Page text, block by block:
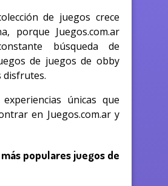
de juegos crece
porque Juegos.com.ar
búsqueda de
de juegos de obby
disfrutes.
únicas que
en Juegos.com.ar y
populares juegos de